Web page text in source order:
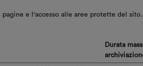
e l'accesso alle aree protette del
Durata